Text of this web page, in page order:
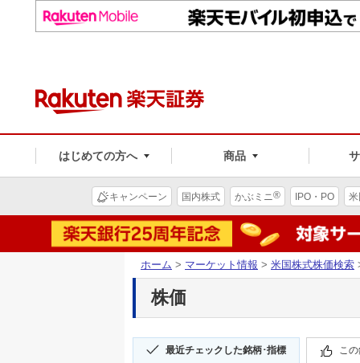
はじめての方へ 商品
キャンペーン 国内株式 かぶミニ® IPO・PO
ホーム > マーケット情報 > 米国株式株価検索
株価
最近チェックした銘柄･指標 こ